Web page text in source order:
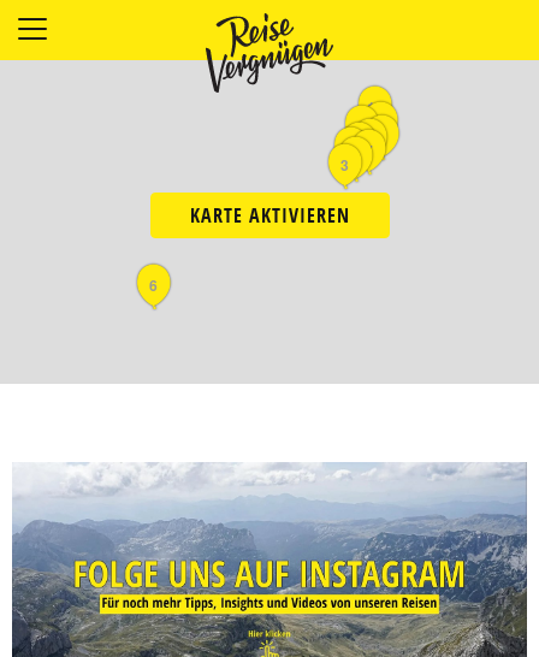
LÄNDER
KARTE AKTIVIEREN
1
2
4
7
3
5
6
8
9
10
11